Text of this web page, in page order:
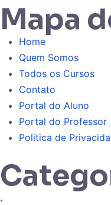
Mapa
Home
Quem Somos
Todos os Cursos
Contato
Portal do Aluno
Portal do Professor
Politica de
.